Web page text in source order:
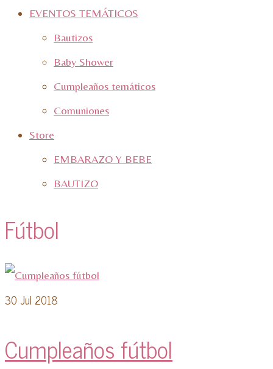
EVENTOS TEMÁTICOS
Bautizos
Baby Shower
Cumpleaños temáticos
Comuniones
Store
EMBARAZO Y BEBE
BAUTIZO
Fútbol
30 Jul 2018
Cumpleaños fútbol